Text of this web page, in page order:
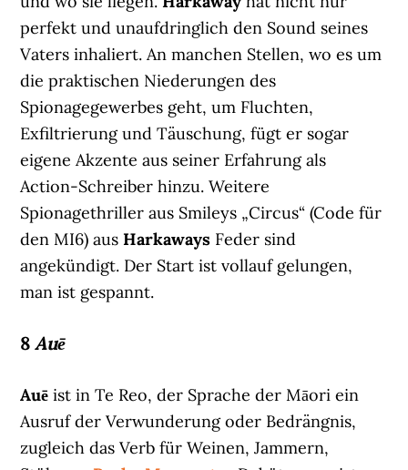
perfekt und unaufdringlich den Sound seines
Vaters inhaliert. An manchen Stellen, wo es um
die praktischen Niederungen des
Spionagegewerbes geht, um Fluchten,
Exfiltrierung und Täuschung, fügt er sogar
eigene Akzente aus seiner Erfahrung als
Action-Schreiber hinzu. Weitere
Spionagethriller aus Smileys „Circus“ (Code für
den MI6) ausHarkaways Feder sind
angekündigt. Der Start ist vollauf gelungen,
man ist gespannt.
8 Auē
Auēist in Te Reo, der Sprache der Māori ein
Ausruf der Verwunderung oder Bedrängnis,
zugleich das Verb für Weinen, Jammern,